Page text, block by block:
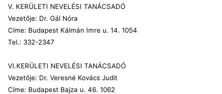
V. KERÜLETI NEVELÉSI TANÁCSADÓ
Vezetője: Dr. Gál Nóra
Címe: Budapest Kálmán Imre u. 14. 1054
Tel.: 332-2347
VI.KERÜLETI NEVELÉSI TANÁCSADÓ
Vezetője: Dr. Veresné Kovács Judit
Címe: Budapest Bajza u. 46. 1062